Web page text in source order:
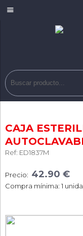
CAJA
Ref: ED1837M
Precio: 42.90 €
Compra mínima: 1